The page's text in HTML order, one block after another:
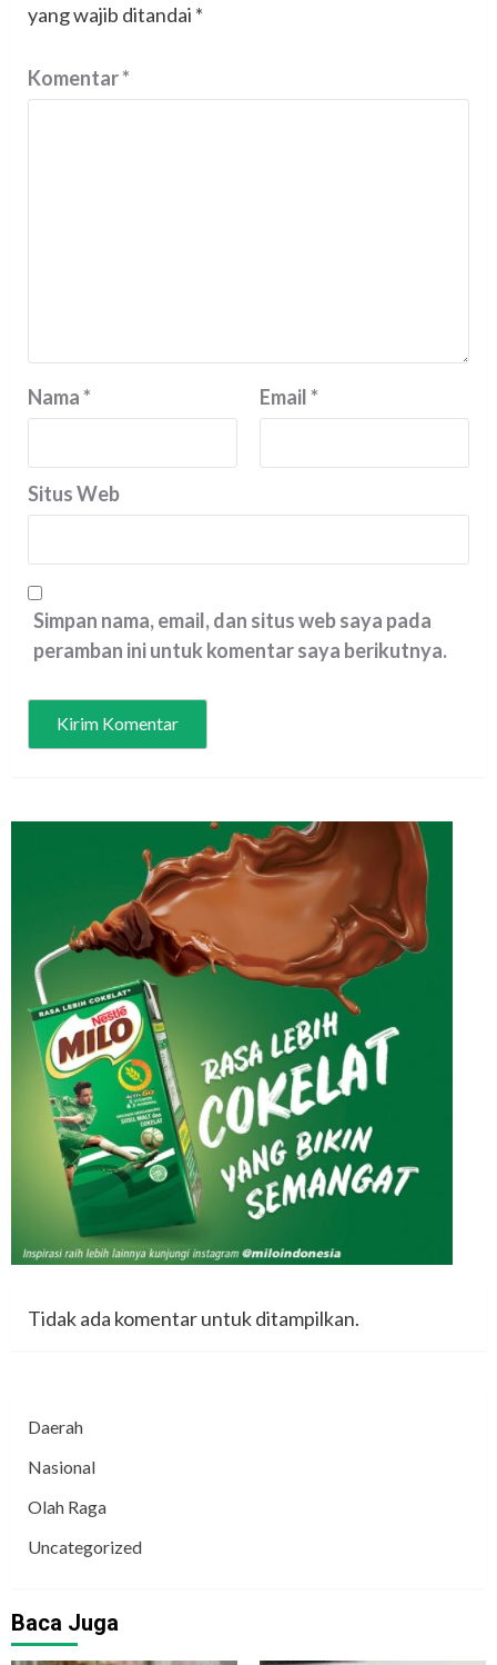
yang wajib ditandai *
Komentar*
Nama* Email*
Situs Web
Simpan nama, email, dan situs web saya pada
peramban ini untuk komentar saya berikutnya.
Tidak ada komentar untuk ditampilkan.
Daerah
Nasional
Olah Raga
Uncategorized
Baca Juga